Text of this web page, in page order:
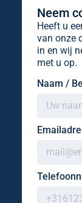
Neem
Heeft u
van onze
in en wij
met u op.
Naam /